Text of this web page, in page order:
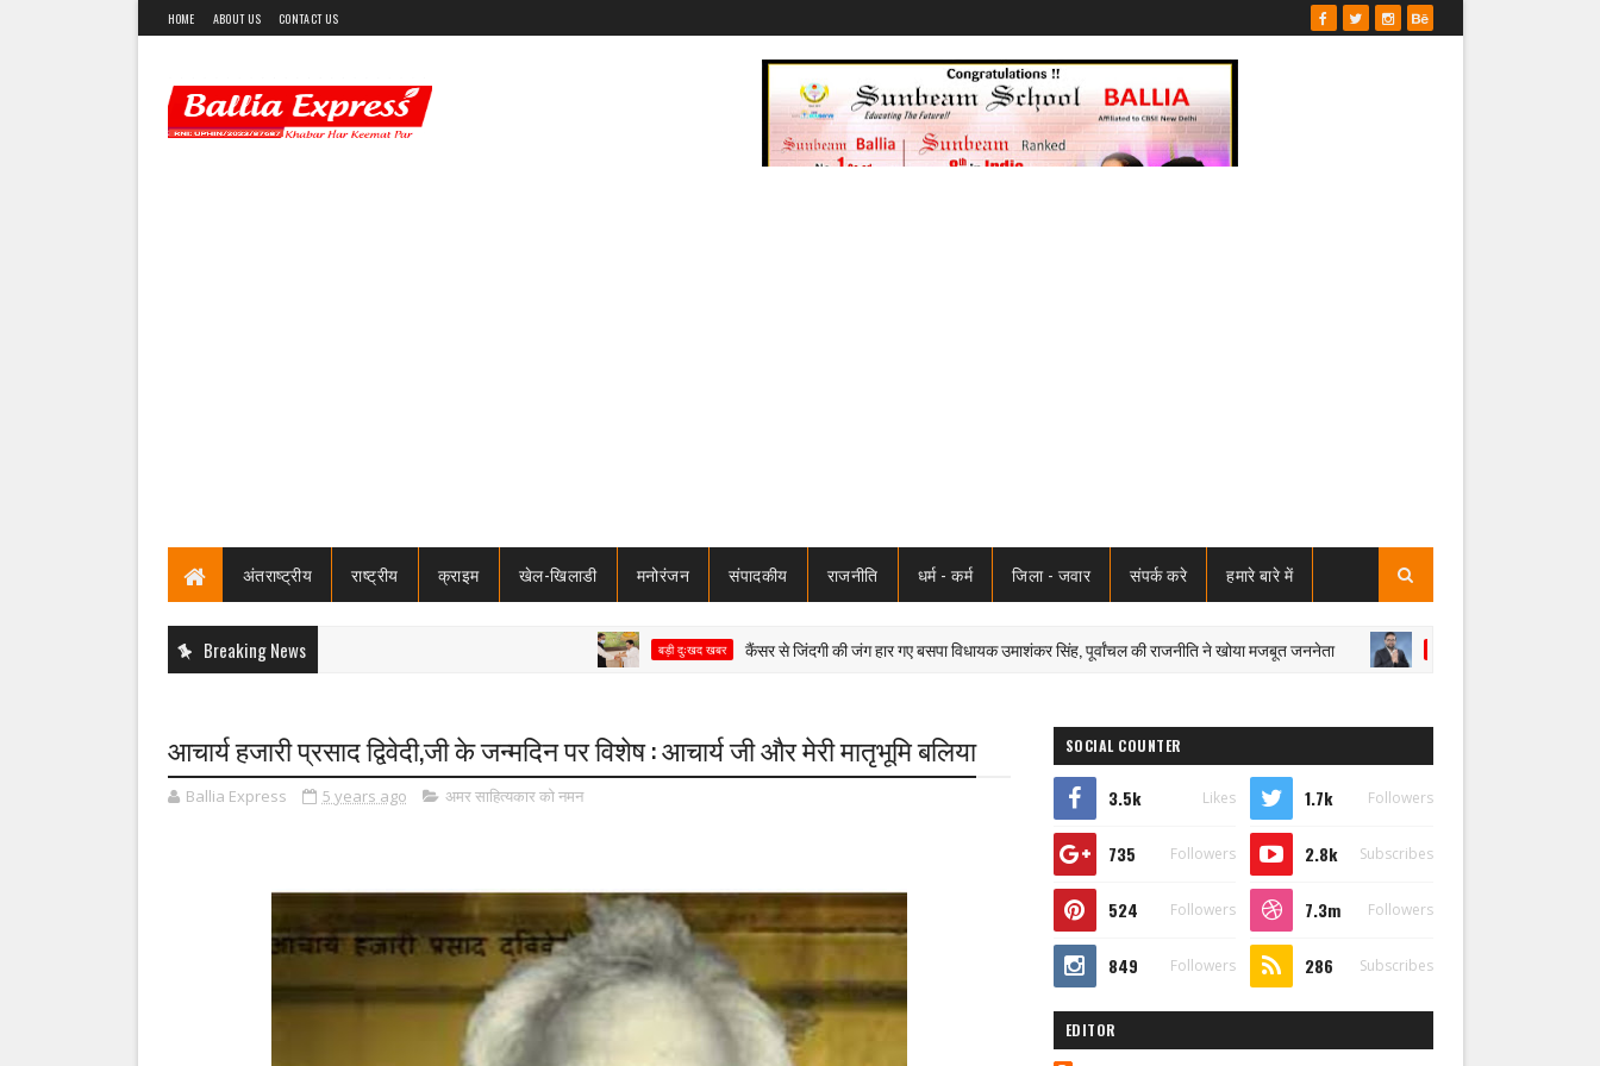
HOME ABOUT US CONTACT US
अंतराष्ट्रीय राष्ट्रीय क्राइम खेल-खिलाडी मनोरंजन संपादकीय राजनीति धर्म - कर्म जिला - जवार संपर्क करे हमारे बारे में
Breaking News बड़ी दुःखद खबर कैंसर से जिंदगी की जंग हार गए बसपा विधायक उमाशंकर सिंह, पूर्वांचल की राजनीति ने खोया मजबूत जननेता दुःखद पूर्वांचल की राजनीति को बड़ा
आचार्य हजारी प्रसाद द्विवेदी,जी के जन्मदिन पर विशेष : आचार्य जी और मेरी मातृभूमि बलिया
Ballia Express 5 years ago अमर साहित्यकार को नमन
SOCIAL COUNTER
3.5k Likes 1.7k Followers
735 Followers 2.8k Subscribes
524 Followers 7.3m Followers
849 Followers 286 Subscribes
EDITOR